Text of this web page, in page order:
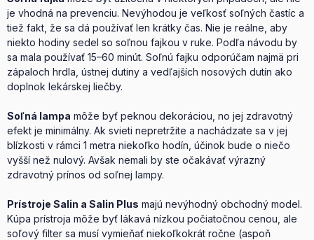
je vhodná na prevenciu. Nevýhodou je veľkosť soľných častíc a
tiež fakt, že sa dá používať len krátky čas. Nie je reálne, aby
niekto hodiny sedel so soľnou fajkou v ruke. Podľa návodu by
sa mala používať 15–60 minút. Soľnú fajku odporúčam najmä pri
zápaloch hrdla, ústnej dutiny a vedľajších nosových dutín ako
doplnok lekárskej liečby.
Soľná lampa môže byť peknou dekoráciou, no jej zdravotný
efekt je minimálny. Ak svieti nepretržite a nachádzate sa v jej
blízkosti v rámci 1 metra niekoľko hodín, účinok bude o niečo
vyšší než nulový. Avšak nemali by ste očakávať výrazný
zdravotný prínos od soľnej lampy.
Prístroje Salin a Salin Plus majú nevýhodný obchodný model.
Kúpa prístroja môže byť lákavá nízkou počiatočnou cenou, ale
soľový filter sa musí vymieňať niekoľkokrát ročne (aspoň